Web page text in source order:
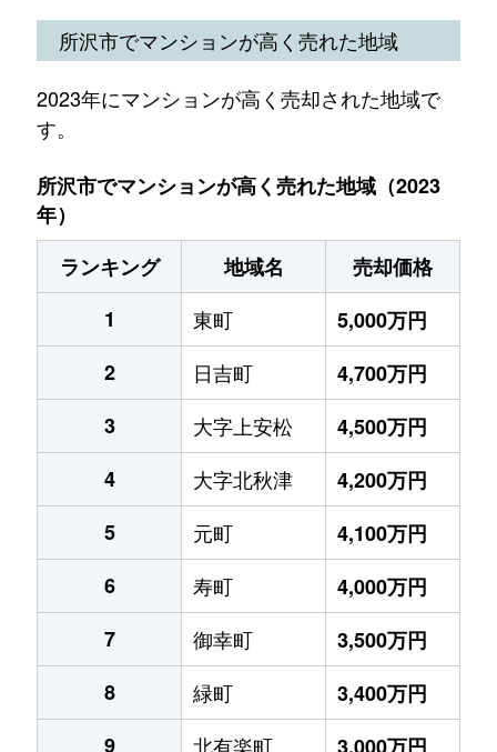
所沢市でマンションが高く売れた地域
2023年にマンションが高く売却された地域で
す。
所沢市でマンションが高く売れた地域（2023
年）
ランキング
地域名
売却価格
1
東町
5,000万円
2
日吉町
4,700万円
3
大字上安松
4,500万円
4
大字北秋津
4,200万円
5
元町
4,100万円
6
寿町
4,000万円
7
御幸町
3,500万円
8
緑町
3,400万円
9
北有楽町
3,000万円